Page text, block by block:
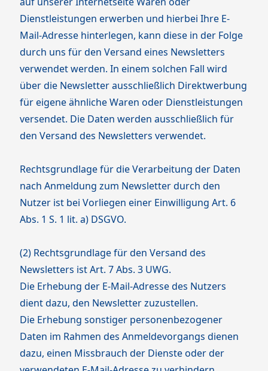
Dienstleistungen erwerben und hierbei Ihre E-
Mail-Adresse hinterlegen, kann diese in der Folge
durch uns für den Versand eines Newsletters
verwendet werden. In einem solchen Fall wird
über die Newsletter ausschließlich Direktwerbung
für eigene ähnliche Waren oder Dienstleistungen
versendet. Die Daten werden ausschließlich für
den Versand des Newsletters verwendet.
Rechtsgrundlage für die Verarbeitung der Daten
nach Anmeldung zum Newsletter durch den
Nutzer ist bei Vorliegen einer Einwilligung Art. 6
Abs. 1 S. 1 lit. a) DSGVO.
(2) Rechtsgrundlage für den Versand des
Newsletters ist Art. 7 Abs. 3 UWG.
Die Erhebung der E-Mail-Adresse des Nutzers
dient dazu, den Newsletter zuzustellen.
Die Erhebung sonstiger personenbezogener
Daten im Rahmen des Anmeldevorgangs dienen
dazu, einen Missbrauch der Dienste oder der